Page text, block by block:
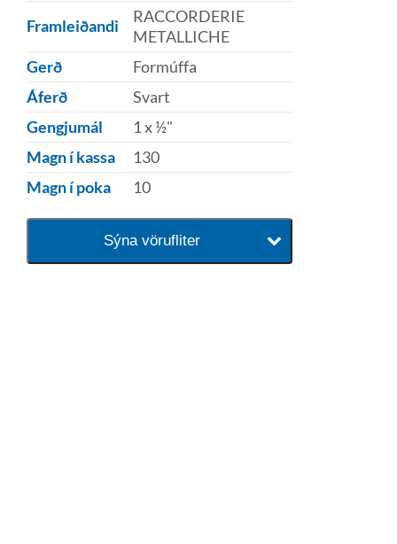
Framleiðandi
RACCORDERIE
METALLICHE
Gerð
Formúffa
Áferð
Svart
Gengjumál
1 x ½"
Magn í kassa
130
Magn í poka
10
Sýna vörufliter